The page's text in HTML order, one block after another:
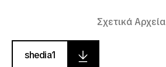
Σχετικά Αρχεία
shedia1